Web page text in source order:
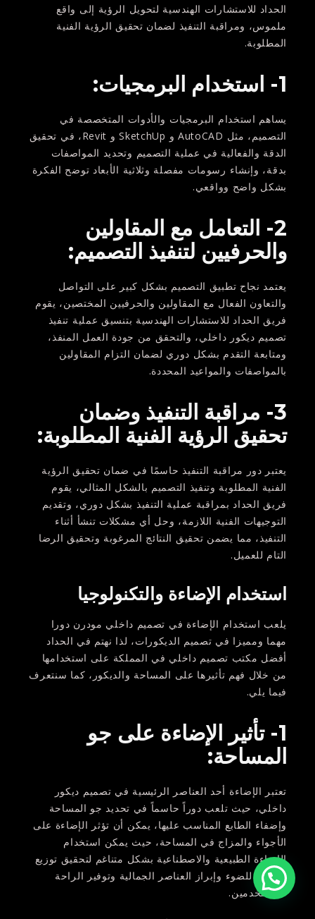
الحداد للاستشارات الهندسية لتحويل الرؤية إلى واقع
ملموس، ومراقبة التنفيذ لضمان تحقيق الرؤية الفنية
المطلوبة.
1- استخدام البرمجيات:
يساهم استخدام البرمجيات والأدوات المتخصصة في
التصميم، مثل AutoCAD و SketchUp و Revit، في تحقيق
الدقة والفعالية في عملية التصميم وتحديد المواصفات
بدقة، وإنشاء رسومات مفصلة وثلاثية الأبعاد توضح الفكرة
بشكل واضح وواقعي.
2- التعامل مع المقاولين
والحرفيين لتنفيذ التصميم:
يعتمد نجاح تطبيق التصميم بشكل كبير على التواصل
والتعاون الفعال مع المقاولين والحرفيين المختصين، يقوم
فريق الحداد للاستشارات الهندسية بتنسيق عملية تنفيذ
تصميم ديكور داخلي، والتحقق من جودة العمل المنفذ،
ومتابعة التقدم بشكل دوري لضمان التزام المقاولين
بالمواصفات والمواعيد المحددة.
3- مراقبة التنفيذ وضمان
تحقيق الرؤية الفنية المطلوبة:
يعتبر دور مراقبة التنفيذ حاسمًا في ضمان تحقيق الرؤية
الفنية المطلوبة وتنفيذ التصميم بالشكل المثالي، يقوم
فريق الحداد بمراقبة عملية التنفيذ بشكل دوري، وتقديم
التوجيهات الفنية اللازمة، وحل أي مشكلات تنشأ أثناء
التنفيذ، مما يضمن تحقيق النتائج المرغوبة وتحقيق الرضا
التام للعميل.
استخدام الإضاءة والتكنولوجيا
يلعب استخدام الإضاءة في تصميم داخلي مودرن دورا
مهما ومميزا في تصميم الديكورات، لذا نهتم في الحداد
أفضل مكتب تصميم داخلي في المملكة على استخدامها
من خلال فهم تأثيرها على المساحة والديكور، كما سنتعرف
فيما يلي.
1- تأثير الإضاءة على جو
المساحة:
تعتبر الإضاءة أحد العناصر الرئيسية في تصميم ديكور
داخلي، حيث تلعب دوراً حاسماً في تحديد جو المساحة
وإضفاء الطابع المناسب عليها، يمكن أن تؤثر الإضاءة على
الأجواء والمزاج في المساحة، حيث يمكن استخدام
الإضاءة الطبيعية والاصطناعية بشكل متناغم لتحقيق توزيع
متوازن للضوء وإبراز العناصر الجمالية وتوفير الراحة
للمستخدمين.